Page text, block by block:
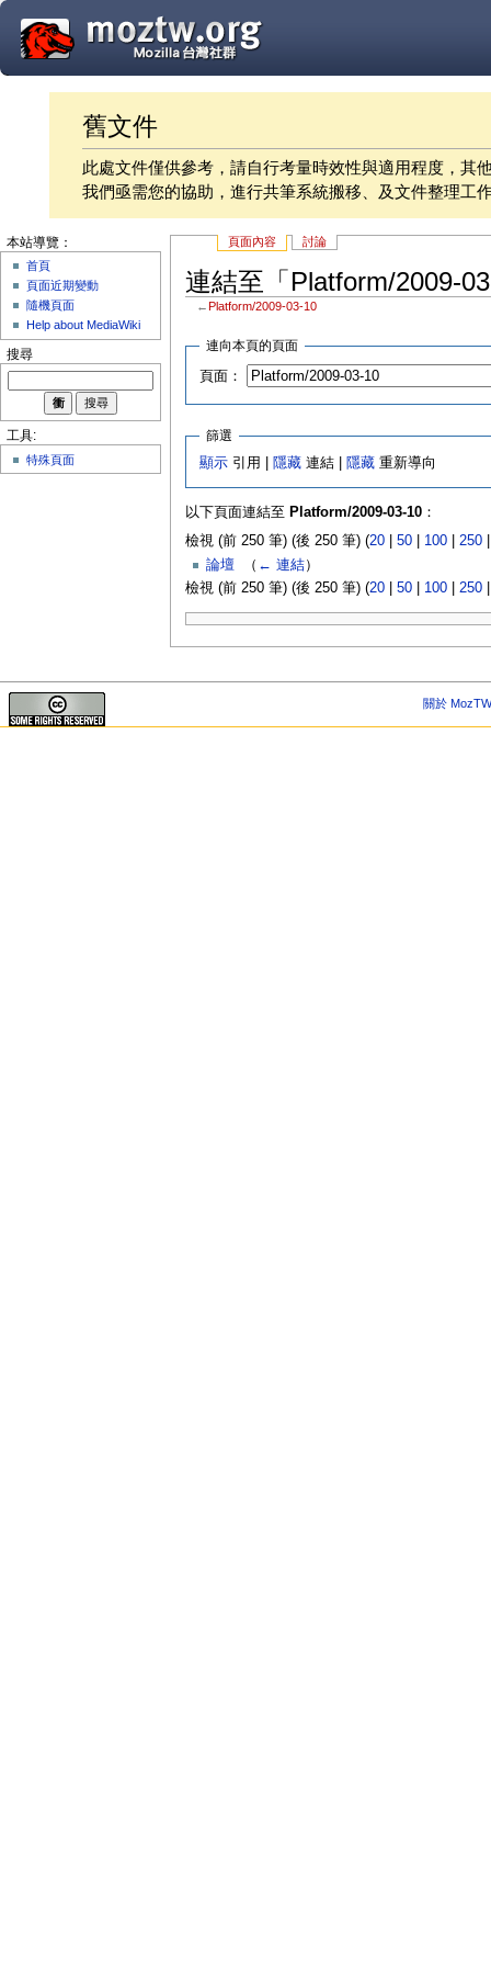
舊文件
此處文件僅供參考，請自行考量時效性與適用程度，其
我們亟需您的協助，進行共筆系統搬移、及文件整理工
頁面內容 討論
連結至「Platform/2009-
← Platform/2009-03-10
連向本頁的頁面
頁面：
篩選
顯示 引用 | 隱藏 連結 | 隱藏 重新導向
以下頁面連結至 Platform/2009-03-10：
檢視 (前 250 筆) (後 250 筆) (20| 50| 100| 250
論壇
（ ← 連結）
檢視 (前 250 筆) (後 250 筆) (20| 50| 100| 250
本站導覽：
首頁
頁面近期變動
隨機頁面
Help about MediaWiki
搜尋
工具:
特殊頁面
關於